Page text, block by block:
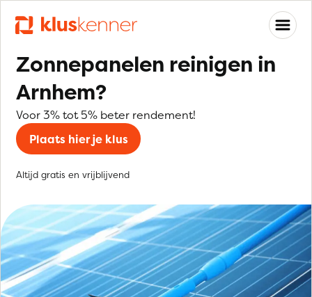
Zonnepanelen reinigen in
Arnhem?
Voor 3% tot 5% beter rendement!
Plaats hier je klus
Altijd gratis en vrijblijvend